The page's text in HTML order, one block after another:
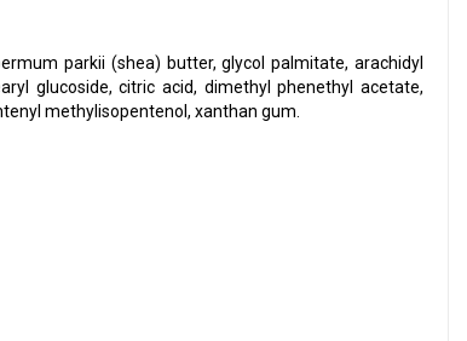
parkii (shea) butter, glycol palmitate, arachidyl
glucoside, citric acid, dimethyl phenethyl acetate,
methylisopentenol, xanthan gum.